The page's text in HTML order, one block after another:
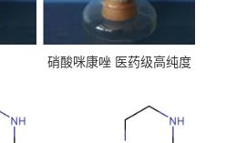
硝酸咪康唑 医药级高纯度